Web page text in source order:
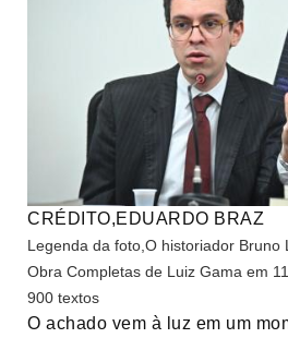
CRÉDITO,EDUARDO BRAZ
Legenda da foto, O historiador Bruno
Obra Completas de Luiz Gama em
900 textos
O achado vem à luz em um